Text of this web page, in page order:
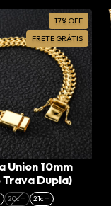
17% OFF
FRETE GRÁTIS
Union 10mm
Trava Dupla)
20cm 21cm